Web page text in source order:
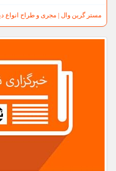
مستر گرین وال | مجری و طراح انواع